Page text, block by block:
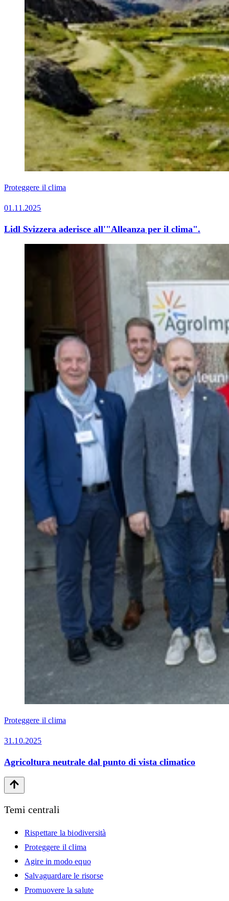
Proteggere il clima
01.11.2025
Lidl Svizzera aderisce all'"Alleanza per il clima".
Proteggere il clima
31.10.2025
Agricoltura neutrale dal punto di vista climatico
Temi centrali
Rispettare la biodiversità
Proteggere il clima
Agire in modo equo
Salvaguardare le risorse
Promuovere la salute